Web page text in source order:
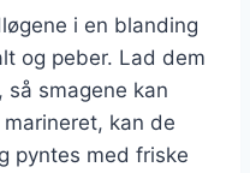
i en blanding
og peber. Lad dem
smagene kan
kan de
pyntes med friske